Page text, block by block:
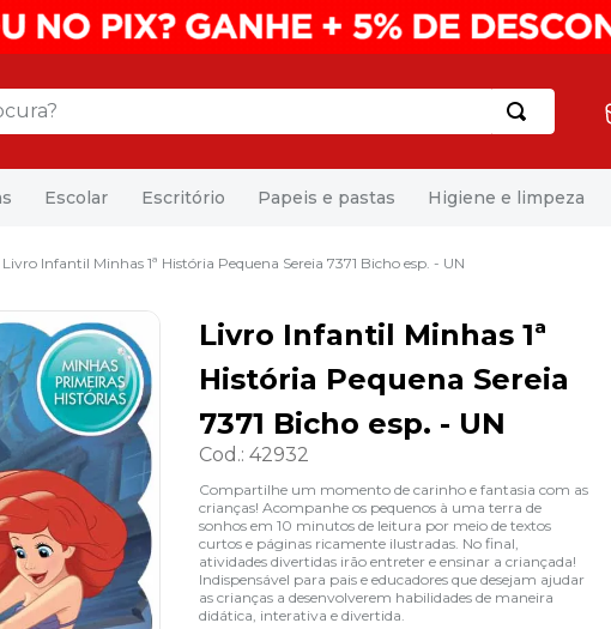
Escolar Escritório Papeis e pastas Higiene e limpeza
Livro Infantil Minhas 1ª História Pequena Sereia 7371 Bicho esp. - UN
Livro Infantil Minhas 1ª
História Pequena Sereia
7371 Bicho esp. - UN
Cod.:42932
Compartilhe um momento de carinho e fantasia com as
crianças! Acompanhe os pequenos à uma terra de
sonhos em 10 minutos de leitura por meio de textos
curtos e páginas ricamente ilustradas. No final,
atividades divertidas irão entreter e ensinar a criançada!
Indispensável para pais e educadores que desejam ajudar
as crianças a desenvolverem habilidades de maneira
didática, interativa e divertida.